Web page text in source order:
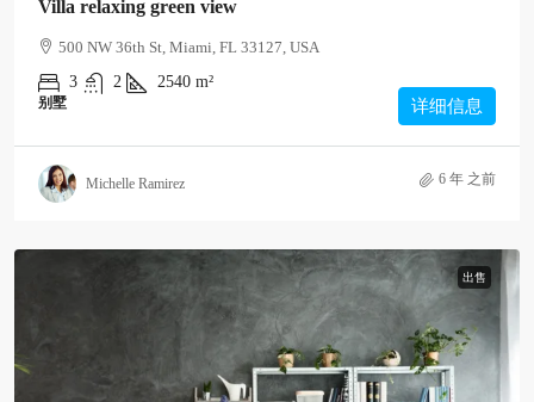
Villa relaxing green view
500 NW 36th St, Miami, FL 33127, USA
3
2 2540 m²
别墅 详细信息
Michelle Ramirez 6 年 之前
出售